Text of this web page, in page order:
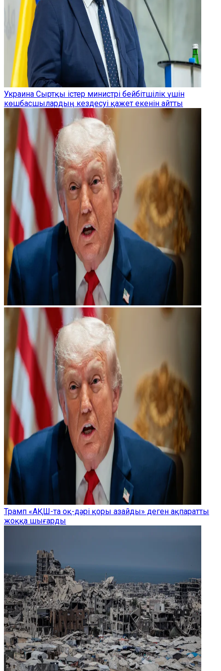
Украина Сыртқы істер министрі бейбітшілік үшін
көшбасшылардың кездесуі қажет екенін айтты
Трамп «АҚШ-та оқ-дәрі қоры азайды» деген ақпаратты
жоққа шығарды